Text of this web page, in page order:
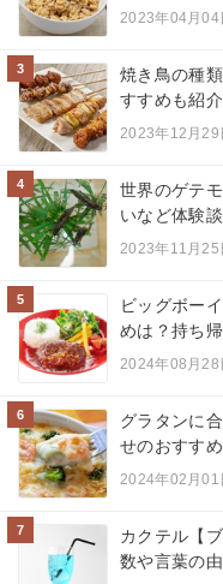
2023年04月04
3
焼き鳥の種
すすめも紹介
2023年12月29
4
世界のゲテ
いなど体験
2023年11月25
5
ビッグボー
めは？持ち
2024年08月28
6
グラタンに
せのおすすめ
2024年02月01
7
カクテル【
数や言葉の